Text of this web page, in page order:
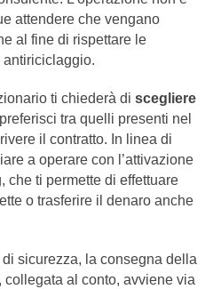
attendere che vengano
al fine di rispettare le
antiriciclaggio.
ti chiederà di scegliere
tra quelli presenti nel
il contratto. In linea di
a operare con l’attivazione
che ti permette di effettuare
o trasferire il denaro anche
sicurezza, la consegna della
al conto, avviene via